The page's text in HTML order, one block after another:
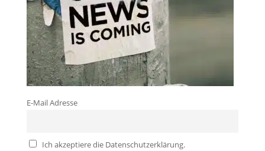
E-Mail Adresse
Ich akzeptiere die Datenschutzerklärung.